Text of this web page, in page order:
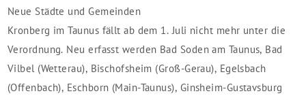
Neue Städte und Gemeinden
Kronberg im Taunus fällt ab dem 1. Juli nicht mehr unter die
Verordnung. Neu erfasst werden Bad Soden am Taunus, Bad
Vilbel (Wetterau), Bischofsheim (Groß-Gerau), Egelsbach
(Offenbach), Eschborn (Main-Taunus), Ginsheim-Gustavsburg